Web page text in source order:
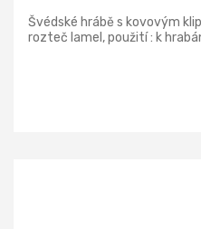
Švédské hrábě s kovovým
rozteč lamel, použití : k